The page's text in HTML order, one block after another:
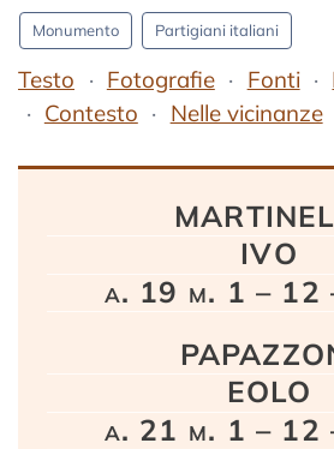
Monumento Partigiani italiani
Testo Fotografie Fonti
Contesto
Nelle vicinanze
IVO
a. 19 m. 1 – 12
EOLO
a. 21 m. 1 – 12